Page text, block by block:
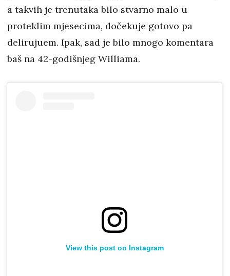
a takvih je trenutaka bilo stvarno malo u
proteklim mjesecima, dočekuje gotovo pa
delirujuem. Ipak, sad je bilo mnogo komentara
baš na 42-godišnjeg Williama.
View this post on Instagram